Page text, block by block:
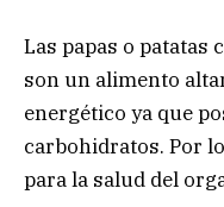
Las papas o patatas
son un alimento
energético ya que
carbohidratos. Por
para la salud del